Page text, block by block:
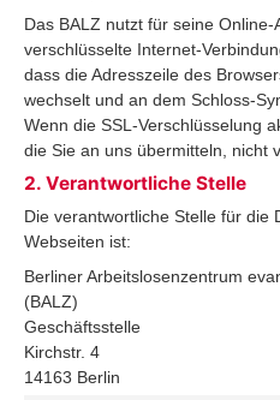
Das BALZ nutzt für seine Online-
verschlüsselte Internet-
dass die Adresszeile des
wechselt und an dem Schloss-
Wenn die SSL-Verschlüsselung
die Sie an uns übermitteln, nicht
2. Verantwortliche Stelle
Die verantwortliche Stelle für die
Webseiten ist:
Berliner Arbeitslosenzentrum
(BALZ)
Geschäftsstelle
Kirchstr. 4
14163 Berlin